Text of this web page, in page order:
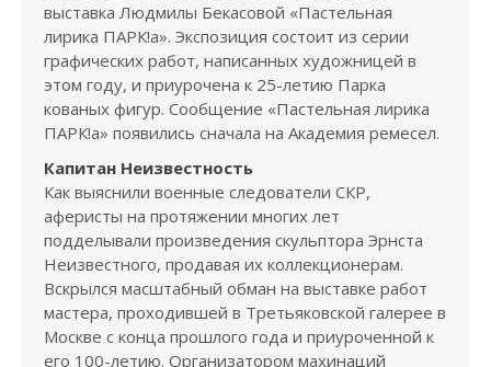
выставка Людмилы Бекасовой «Пастельная
лирика ПАРК!а». Экспозиция состоит из серии
графических работ, написанных художницей в
этом году, и приурочена к 25-летию Парка
кованых фигур. Сообщение «Пастельная лирика
ПАРК!а» появились сначала на Академия ремесел.
Капитан Неизвестность
Как выяснили военные следователи СКР,
аферисты на протяжении многих лет
подделывали произведения скульптора Эрнста
Неизвестного, продавая их коллекционерам.
Вскрылся масштабный обман на выставке работ
мастера, проходившей в Третьяковской галерее в
Москве с конца прошлого года и приуроченной к
его 100-летию. Организатором махинаций